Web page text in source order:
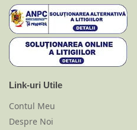
Link-uri Utile
Contul Meu
Despre Noi